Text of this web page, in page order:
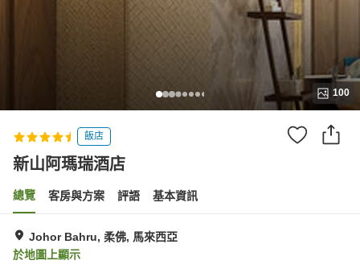
100
飯店
新山阿瑪瑞酒店
總覽 客房與方案 評語 基本資訊
Johor Bahru, 柔佛, 馬來西亞
於地圖上顯示